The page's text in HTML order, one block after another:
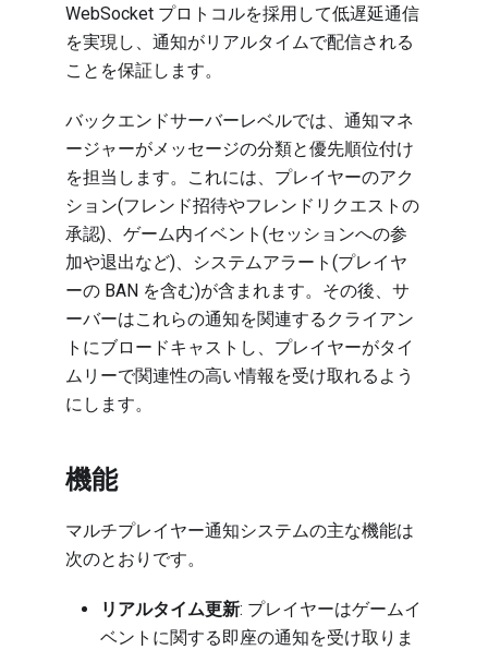
WebSocket プロトコルを採用して低遅延通信
を実現し、通知がリアルタイムで配信される
ことを保証します。
バックエンドサーバーレベルでは、通知マネ
ージャーがメッセージの分類と優先順位付け
を担当します。これには、プレイヤーのアク
ション(フレンド招待やフレンドリクエストの
承認)、ゲーム内イベント(セッションへの参
加や退出など)、システムアラート(プレイヤ
ーの BAN を含む)が含まれます。その後、サ
ーバーはこれらの通知を関連するクライアン
トにブロードキャストし、プレイヤーがタイ
ムリーで関連性の高い情報を受け取れるよう
にします。
機能
マルチプレイヤー通知システムの主な機能は
次のとおりです。
リアルタイム更新: プレイヤーはゲームイ
ベントに関する即座の通知を受け取りま